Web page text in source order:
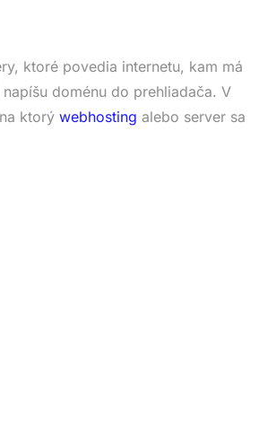
ktoré povedia internetu, kam má
doménu do prehliadača. V
ktorý webhosting alebo server sa